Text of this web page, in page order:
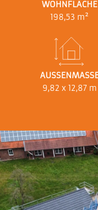
WOHNFLÄCHE
198,53 m²
AUSSENMASSE
9,82 x 12,87 m